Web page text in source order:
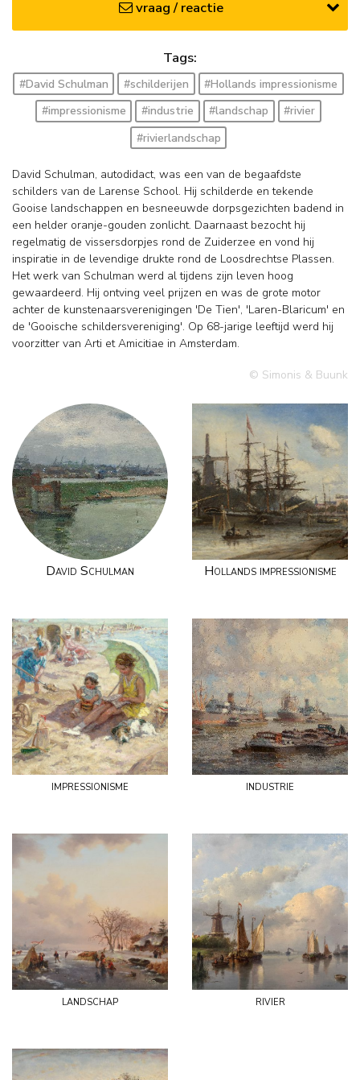
vraag / reactie
Tags:
#David Schulman #schilderijen
#Hollands impressionisme
#impressionisme
#industrie #landschap
#rivier
#rivierlandschap
David Schulman, autodidact, was een van de begaafdste
schilders van de Larense School. Hij schilderde en tekende
Gooise landschappen en besneeuwde dorpsgezichten badend in
een helder oranje-gouden zonlicht. Daarnaast bezocht hij
regelmatig de vissersdorpjes rond de Zuiderzee en vond hij
inspiratie in de levendige drukte rond de Loosdrechtse Plassen.
Het werk van Schulman werd al tijdens zijn leven hoog
gewaardeerd. Hij ontving veel prijzen en was de grote motor
achter de kunstenaarsverenigingen 'De Tien', 'Laren-Blaricum' en
de 'Gooische schildersvereniging'. Op 68-jarige leeftijd werd hij
voorzitter van Arti et Amicitiae in Amsterdam.
© Simonis & Buunk
David Schulman Hollands impressionisme
impressionisme industrie
landschap rivier